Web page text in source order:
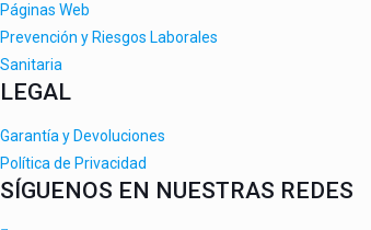
Páginas Web
Prevención y Riesgos Laborales
Sanitaria
LEGAL
Garantía y Devoluciones
Política de Privacidad
SÍGUENOS EN NUESTRAS REDES